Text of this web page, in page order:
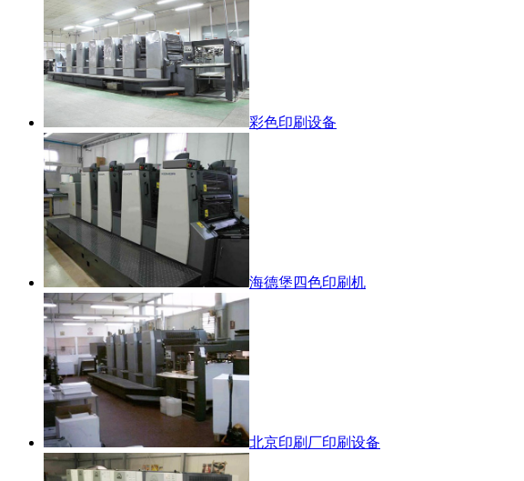
彩色印刷设备
海德堡四色印刷机
北京印刷厂印刷设备